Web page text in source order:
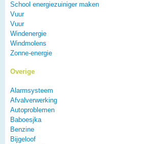
School energiezuiniger maken
Vuur
Vuur
Windenergie
Windmolens
Zonne-energie
Overige
Alarmsysteem
Afvalverwerking
Autoproblemen
Baboesjka
Benzine
Bijgeloof